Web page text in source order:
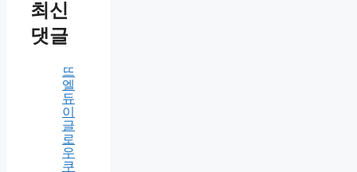
최신
댓글